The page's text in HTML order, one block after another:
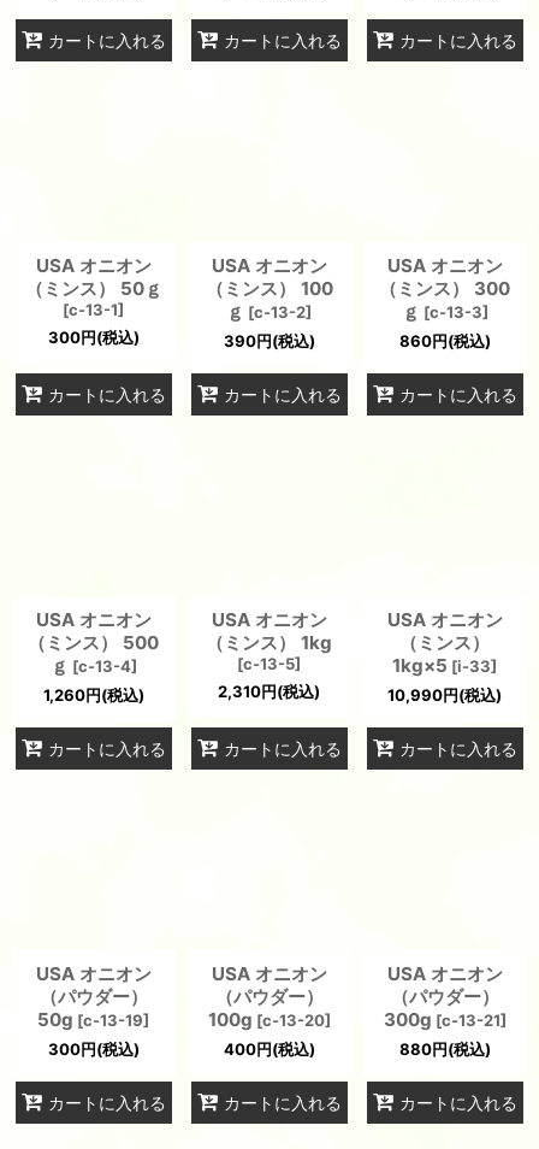
カートに入れる カートに入れる カートに入れる
USA オニオン
（ミンス） 50ｇ
[c-13-1]
300円(税込)
カートに入れる
USA オニオン
（ミンス） 100
ｇ [c-13-2]
390円(税込)
カートに入れる
USA オニオン
（ミンス） 300
ｇ [c-13-3]
860円(税込)
カートに入れる
USA オニオン
（ミンス） 500
ｇ [c-13-4]
1,260円(税込)
カートに入れる
USA オニオン
（ミンス） 1kg
[c-13-5]
2,310円(税込)
カートに入れる
USA オニオン
（ミンス）
1kg×5 [i-33]
10,990円(税込)
カートに入れる
USA オニオン
（パウダー）
50g [c-13-19]
300円(税込)
カートに入れる
USA オニオン
（パウダー）
100g [c-13-20]
400円(税込)
カートに入れる
USA オニオン
（パウダー）
300g [c-13-21]
880円(税込)
カートに入れる